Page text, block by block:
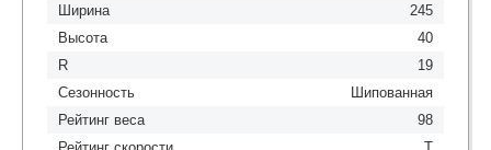
Ширина
245
Высота
40
R
19
Сезонность
Шипованная
Рейтинг веса
98